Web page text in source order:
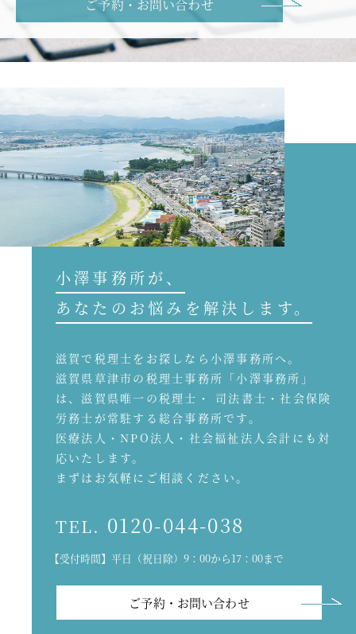
ご予約・お問い合わせ
小澤事務所が、
あなたのお悩みを解決します。
滋賀で税理士をお探しなら小澤事務所へ。
滋賀県草津市の税理士事務所「小澤事務所」
は、滋賀県唯一の税理士・ 司法書士・社会保険
労務士が常駐する総合事務所です。
医療法人・NPO法人・社会福祉法人会計にも対
応いたします。
まずはお気軽にご相談ください。
TEL. 0120-044-038
【受付時間】平日（祝日除）9：00から17：00まで
ご予約・お問い合わせ